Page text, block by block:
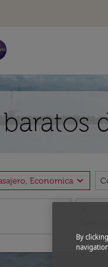
Economica expand_more
By